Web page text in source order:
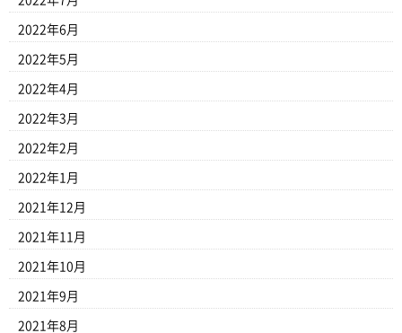
2022年6月
2022年5月
2022年4月
2022年3月
2022年2月
2022年1月
2021年12月
2021年11月
2021年10月
2021年9月
2021年8月